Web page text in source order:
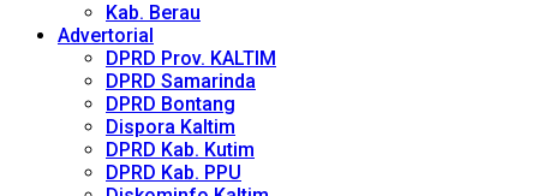
Kab. Berau
Advertorial
DPRD Prov. KALTIM
DPRD Samarinda
DPRD Bontang
Dispora Kaltim
DPRD Kab. Kutim
DPRD Kab. PPU